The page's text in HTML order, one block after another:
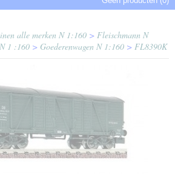
alle merken N 1:160 > Fleischmann N
1 :160 > Goederenwagen N 1:160 > FL8390K